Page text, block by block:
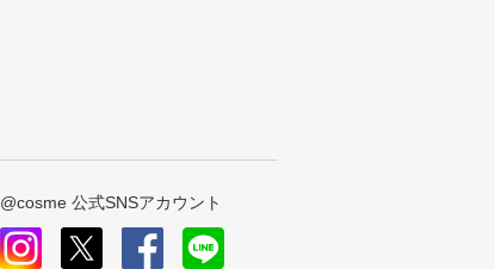
@cosme 公式SNSアカウント